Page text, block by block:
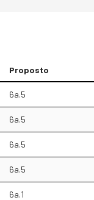
Proposto
6a.5
6a.5
6a.5
6a.5
6a.1